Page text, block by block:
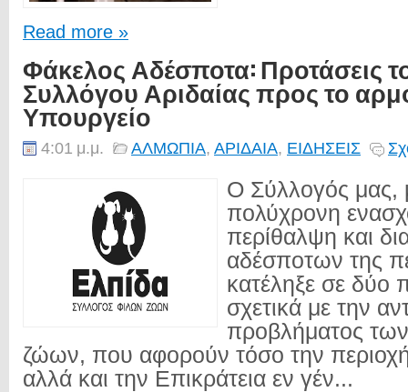
Read more »
Φάκελος Αδέσποτα: Προτάσεις
Συλλόγου Αριδαίας προς το
Υπουργείο
4:01 μ.μ. ΑΛΜΩΠΙΑ, ΑΡΙΔΑΙΑ, ΕΙΔΗΣΕΙΣ
Ο Σύλλογός μας,
πολύχρονη
περίθαλψη και
αδέσποτων της
κατέληξε σε δύο
σχετικά με την
προβλήματος
ζώων, που αφορούν τόσο την
αλλά και την Επικράτεια εν γέν...